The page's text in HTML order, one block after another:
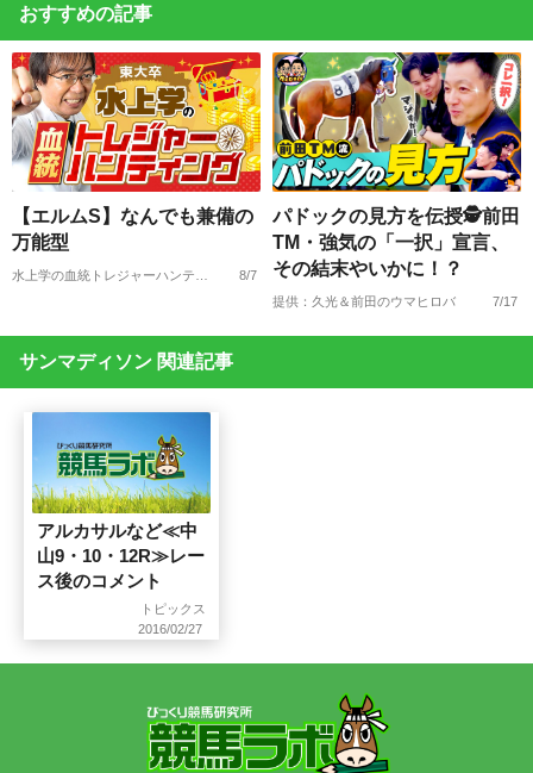
おすすめの記事
【エルムS】なんでも兼備の
万能型
8/7
パドックの見方を伝授🕵前田
TM・強気の「一択」宣言、
その結末やいかに！？
提供：久光＆前田のウマヒロバ 7/17
サンマディソン 関連記事
アルカサルなど≪中
山9・10・12R≫レー
ス後のコメント
トピックス
2016/02/27